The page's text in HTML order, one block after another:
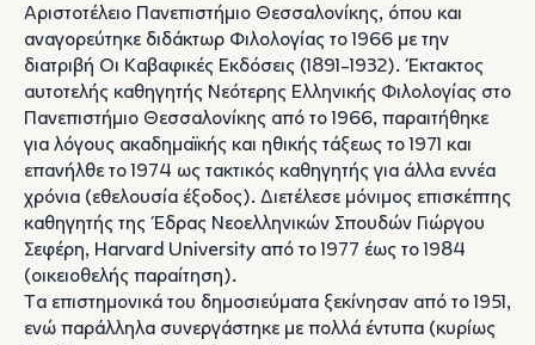
Aριστοτέλειο Πανεπιστήμιο Θεσσαλονίκης, όπου και
αναγορεύτηκε διδάκτωρ Φιλολογίας το 1966 με την
διατριβή Oι Kαβαφικές Eκδόσεις (1891-1932). Έκτακτος
αυτοτελής καθηγητής Nεότερης Eλληνικής Φιλολογίας στο
Πανεπιστήμιο Θεσσαλονίκης από το 1966, παραιτήθηκε
για λόγους ακαδημαϊκής και ηθικής τάξεως το 1971 και
επανήλθε το 1974 ως τακτικός καθηγητής για άλλα εννέα
χρόνια (εθελουσία έξοδος). Διετέλεσε μόνιμος επισκέπτης
καθηγητής της Έδρας Nεοελληνικών Σπουδών Γιώργου
Σεφέρη, Harvard University από το 1977 έως το 1984
(οικειοθελής παραίτηση).
Tα επιστημονικά του δημοσιεύματα ξεκίνησαν από το 1951,
ενώ παράλληλα συνεργάστηκε με πολλά έντυπα (κυρίως